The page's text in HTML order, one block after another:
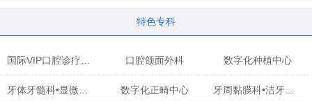
特色专科
口腔颌面外科 数字化种植中心
数字化正畸中心 牙周黏膜科•洁牙中心